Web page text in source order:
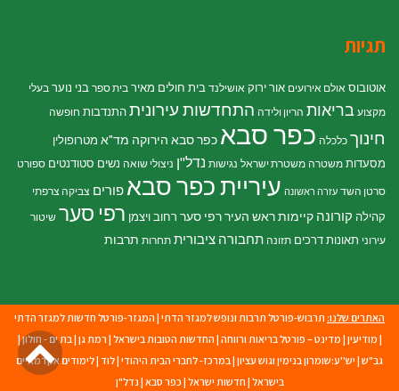
תגיות
אוטובוס אולם אירועים אור ירוק אושילנד בית חולים מאיר בית ספר בני נוער בעלי
מקצוע בריאות הריון ולידה התחדשות עירוניתהתנדבות חופשה
חינוך כלכלה כפר סבא כפר סבא הירוקה מד"א מטרופולין
מסעדות משטרה משטרת ישראל נגישות נדל"ן ניצולי שואה נשים סטודנטים ספורט
סרטן השד עזרה ראשונה עיריית כפר סבא פורים צביקה צרפתי
קהילה קורונה קיימותראש העיר רפי סער רחוב ויצמן רפי סער שיטור
עירוני תאונות דרכים תזונה תחבורה ציבורית תחרות תרבות
האתרים שלנו: תרבוש-פורטל תרבות ונופש למגזר הדתי | המגזר-פורטל חדשות למגזר הדתי
| מודיעין | מדינט – פורטל בריאות ורווחה | החדשות הטובות בישראל | רמת גן | בת ים - חולון|
גב"ש | יש''ע:שומרון בנימין וגוש עציון | במרכז- לחברי הבית היהודי |לוד |לימודים אקדמאיים
בישראל | חדשות ישראל | כפר סבא | נדל"ן